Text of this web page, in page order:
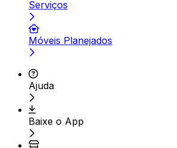
Serviços
Móveis Planejados
Ajuda
Baixe o App